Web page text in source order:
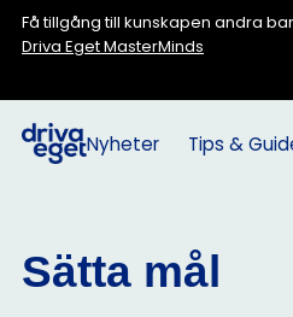
Få tillgång till kunskapen andra
Driva Eget MasterMinds
Nyheter Tips &
Sätta mål